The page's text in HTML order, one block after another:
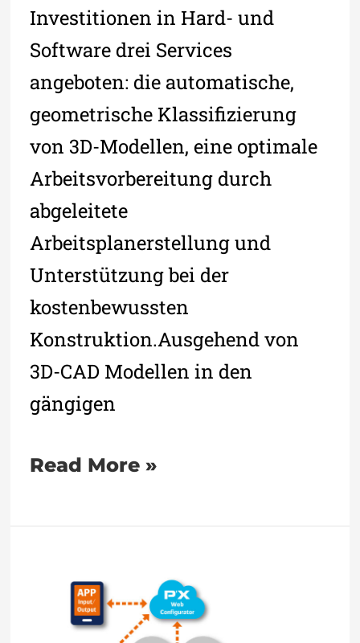
Investitionen in Hard- und
Software drei Services
angeboten: die automatische,
geometrische Klassifizierung
von 3D-Modellen, eine optimale
Arbeitsvorbereitung durch
abgeleitete
Arbeitsplanerstellung und
Unterstützung bei der
kostenbewussten
Konstruktion.Ausgehend von
3D-CAD Modellen in den
gängigen
Read More »
Version